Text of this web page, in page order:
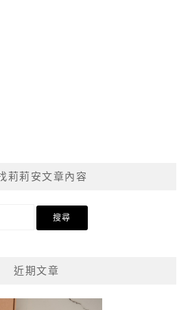
莉莉安文章內容
近期文章